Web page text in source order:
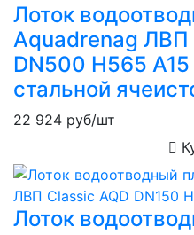
Лоток
Aquadrenag ЛВП
DN500 H565
стальной
22 924 руб/шт
Лоток